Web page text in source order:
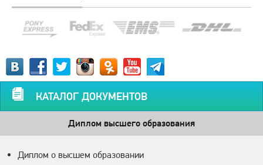
КАТАЛОГ ДОКУМЕНТОВ
Диплом высшего образования
Диплом о высшем образовании